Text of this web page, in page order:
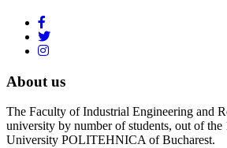
About us
The Faculty of Industrial Engineering and
university by number of students, out of the
University POLITEHNICA of Bucharest.